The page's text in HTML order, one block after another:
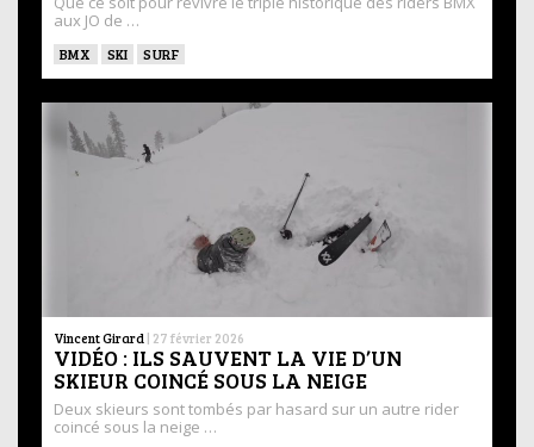
aux JO de …
BMX SKI SURF
Vincent Girard | 27 février 2026
VIDÉO : ILS SAUVENT LA VIE D’UN
SKIEUR COINCÉ SOUS LA NEIGE
Deux skieurs sont tombés par hasard sur un autre rider
coincé sous la neige …